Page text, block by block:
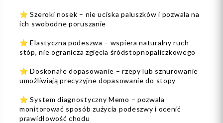
⭐ Szeroki nosek – nie uciska paluszków i pozwala na
ich swobodne poruszanie
⭐ Elastyczna podeszwa – wspiera naturalny ruch
stóp, nie ogranicza zgięcia śródstopnopaliczkowego
⭐ Doskonałe dopasowanie – rzepy lub sznurowanie
umożliwiają precyzyjne dopasowanie do stopy
⭐ System diagnostyczny Memo – pozwala
monitorować sposób zużycia podeszwy i ocenić
prawidłowość chodu